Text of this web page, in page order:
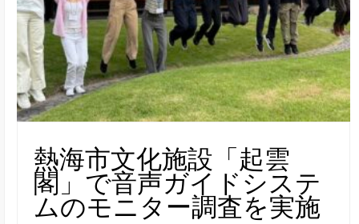
熱海市文化施設「起雲
閣」で音声ガイドシステ
ムのモニター調査を実施